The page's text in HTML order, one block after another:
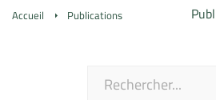
Accueil Publications